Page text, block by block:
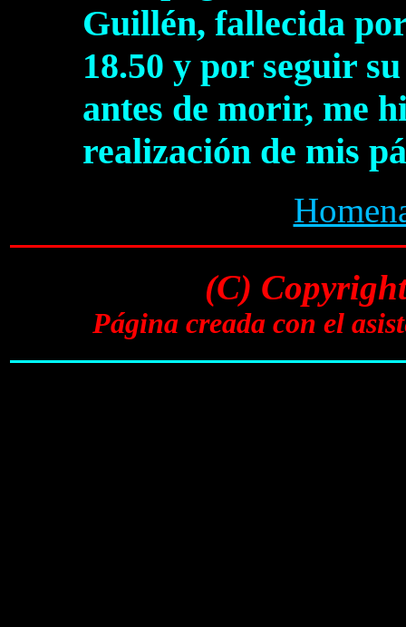
Guillén, fallecida
18.50 y por seguir
antes de morir, me
realización de mis
(C)
Página creada con el